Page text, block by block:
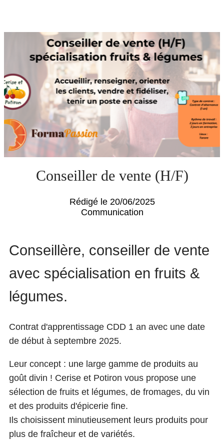
Conseiller de vente (H/F)
Rédigé le 20/06/2025
Communication
Conseillère, conseiller de vente
avec spécialisation en fruits &
légumes.
Contrat d'apprentissage CDD 1 an avec une date
de début à septembre 2025.
Leur concept : une large gamme de produits au
goût divin ! Cerise et Potiron vous propose une
sélection de fruits et légumes, de fromages, du vin
et des produits d'épicerie fine.
Ils choisissent minutieusement leurs produits pour
plus de fraîcheur et de variétés.